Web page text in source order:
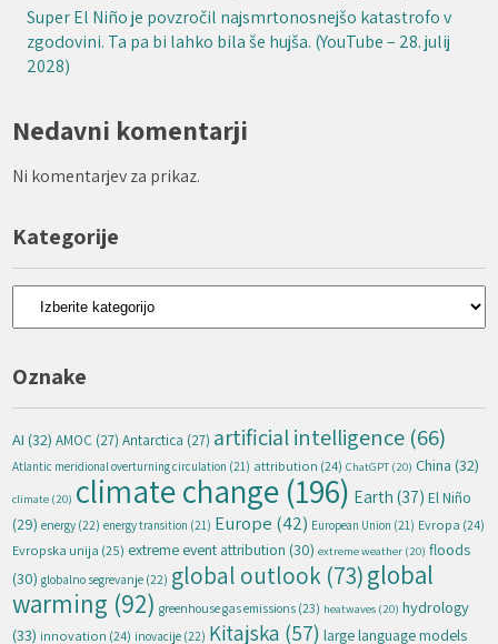
Super El Niño je povzročil najsmrtonosnejšo katastrofo v
zgodovini. Ta pa bi lahko bila še hujša. (YouTube – 28. julij
2028)
Nedavni komentarji
Ni komentarjev za prikaz.
Kategorije
Kategorije
Oznake
AI (32) AMOC (27) Antarctica (27) artificial intelligence (66)
Atlantic meridional overturning circulation (21) attribution (24) ChatGPT (20) China (32)
climate (20) climate change (196) Earth (37) El Niño
(29) energy (22) energy transition (21) Europe (42) European Union (21) Evropa (24)
Evropska unija (25) extreme event attribution (30) extreme weather (20) floods
(30) globalno segrevanje (22) global outlook (73)global
warming (92) greenhouse gas emissions (23) heatwaves (20) hydrology
(33) innovation (24) inovacije (22) Kitajska (57) large language models